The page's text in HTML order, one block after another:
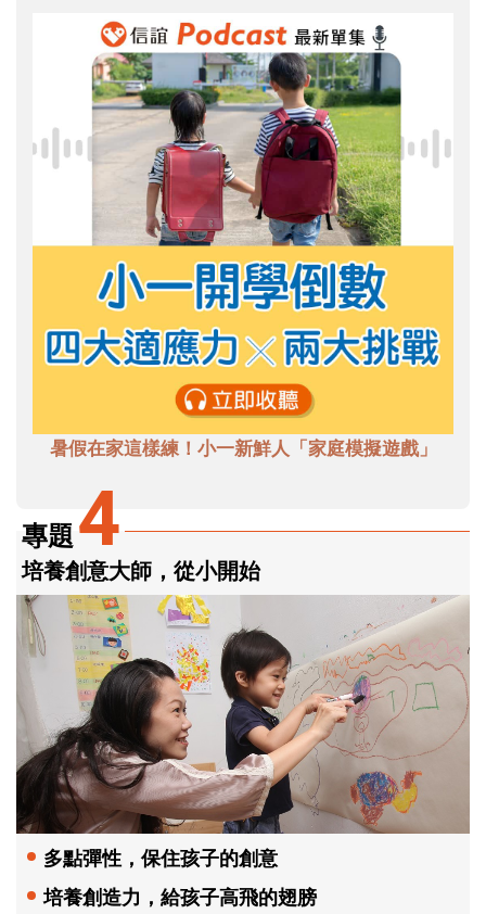
暑假在家這樣練！小一新鮮人「家庭模擬遊戲」
專題4
培養創意大師，從小開始
多點彈性，保住孩子的創意
培養創造力，給孩子高飛的翅膀